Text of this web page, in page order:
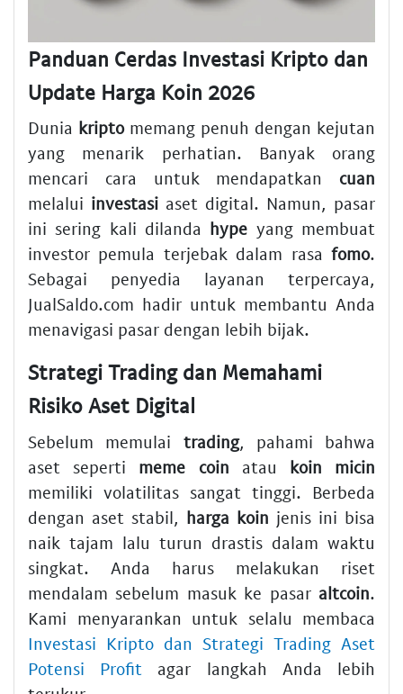
Panduan Cerdas Investasi Kripto dan
Update Harga Koin 2026
Dunia kriptomemang penuh dengan kejutan
yang menarik perhatian. Banyak orang
mencari cara untuk mendapatkan cuan
melalui investasi aset digital. Namun, pasar
ini sering kali dilanda hype yang membuat
investor pemula terjebak dalam rasa fomo.
Sebagai penyedia layanan terpercaya,
JualSaldo.com hadir untuk membantu Anda
menavigasi pasar dengan lebih bijak.
Strategi Trading dan Memahami
Risiko Aset Digital
Sebelum memulai trading, pahami bahwa
aset seperti meme coin atau koin micin
memiliki volatilitas sangat tinggi. Berbeda
dengan aset stabil, harga koin jenis ini bisa
naik tajam lalu turun drastis dalam waktu
singkat. Anda harus melakukan riset
mendalam sebelum masuk ke pasar altcoin.
Kami menyarankan untuk selalu membaca
Investasi Kripto dan Strategi Trading Aset
Potensi Profit agar langkah Anda lebih